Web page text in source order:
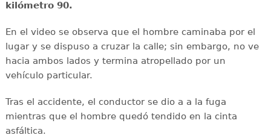
kilómetro 90.
En el video se observa que el hombre caminaba por el
lugar y se dispuso a cruzar la calle; sin embargo, no ve
hacia ambos lados y termina atropellado por un
vehículo particular.
Tras el accidente, el conductor se dio a a la fuga
mientras que el hombre quedó tendido en la cinta
asfáltica.